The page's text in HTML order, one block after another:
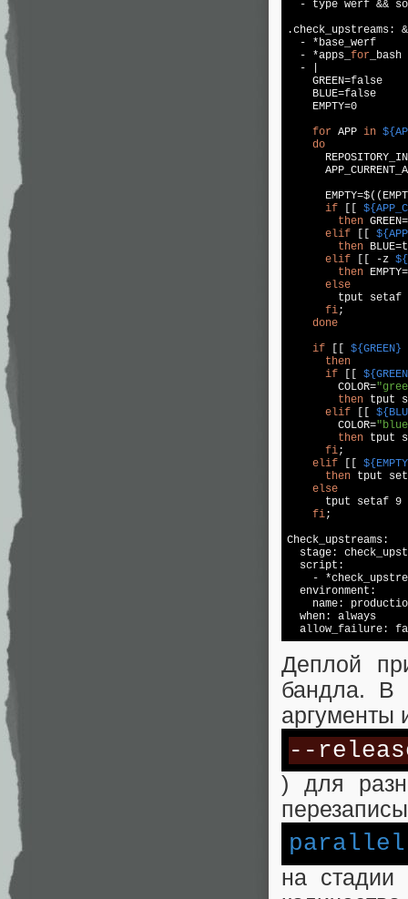
  -
type werf &&
.check_upstreams:
  - *base_werf
  - *apps_
for _bash
  - |
    GREEN=
false
    BLUE=
false
    EMPTY=0
for APP in
do
if
then GREEN=
elif
then BLUE=
elif [[ -z
then
else
tput
fi;
done
if
${GREEN}
then
if
        COLOR=
then tput
elif
        COLOR=
then tput
fi;
elif
then tput
else
tput setaf
fi;
Check_upstreams:
stage:
  script:
-
  environment:
name:
  when: always
  allow_failure:
Деплой
бандла. В
аргументы
--
) для
на стадии